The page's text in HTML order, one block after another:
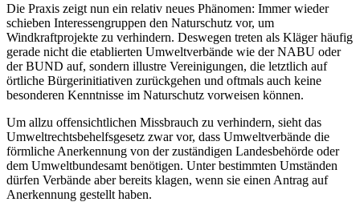
Die Praxis zeigt nun ein relativ neues Phänomen: Immer wieder
schieben Interessengruppen den Naturschutz vor, um
Windkraftprojekte zu verhindern. Deswegen treten als Kläger häufig
gerade nicht die etablierten Umweltverbände wie der NABU oder
der BUND auf, sondern illustre Vereinigungen, die letztlich auf
örtliche Bürgerinitiativen zurückgehen und oftmals auch keine
besonderen Kenntnisse im Naturschutz vorweisen können.
Um allzu offensichtlichen Missbrauch zu verhindern, sieht das
Umweltrechtsbehelfsgesetz zwar vor, dass Umweltverbände die
förmliche Anerkennung von der zuständigen Landesbehörde oder
dem Umweltbundesamt benötigen. Unter bestimmten Umständen
dürfen Verbände aber bereits klagen, wenn sie einen Antrag auf
Anerkennung gestellt haben.